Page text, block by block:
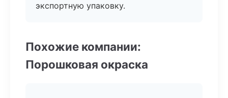
экспортную упаковку.
Похожие компании:
Порошковая окраска